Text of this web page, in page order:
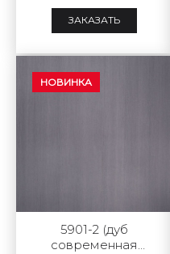
ЗАКАЗАТЬ
НОВИНКА
5901-2 (дуб
современная